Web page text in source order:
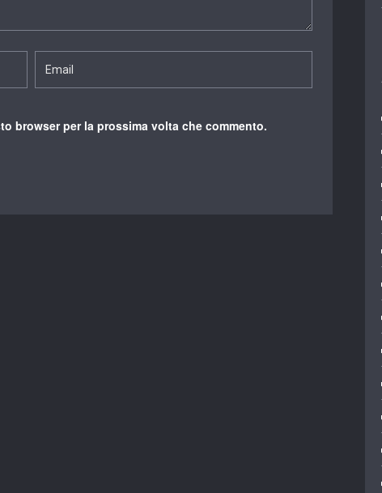
browser per la prossima volta che commento.